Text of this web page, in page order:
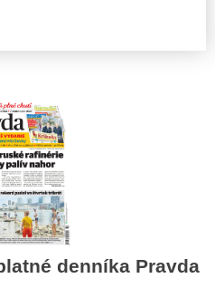
denníka Pravda